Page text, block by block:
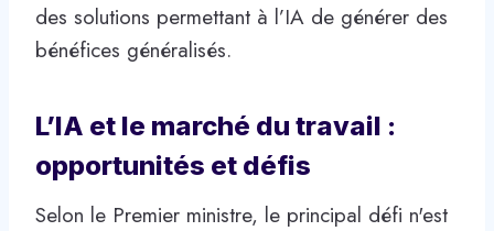
des solutions permettant à l’IA de générer des
bénéfices généralisés.
L’IA et le marché du travail :
opportunités et défis
Selon le Premier ministre, le principal défi n'est